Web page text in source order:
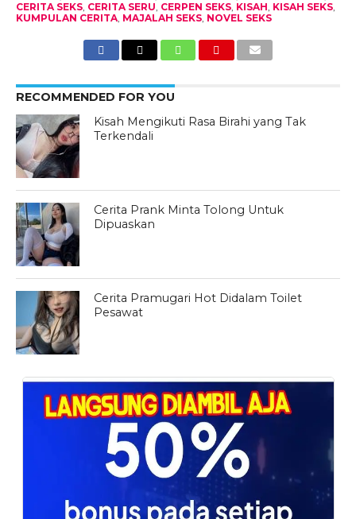
CERITA SEKS, CERITA SERU, CERPEN SEKS, KISAH, KISAH SEKS,
KUMPULAN CERITA, MAJALAH SEKS, NOVEL SEKS
RECOMMENDED FOR YOU
Kisah Mengikuti Rasa Birahi yang Tak
Terkendali
Cerita Prank Minta Tolong Untuk
Dipuaskan
Cerita Pramugari Hot Didalam Toilet
Pesawat